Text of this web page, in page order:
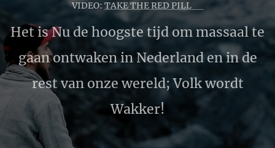
VIDEO: TAKE THE RED PILL 🔴
Het is Nu de hoogste tijd om massaal te
gaan ontwaken in Nederland en in de
rest van onze wereld; Volk wordt
Wakker!